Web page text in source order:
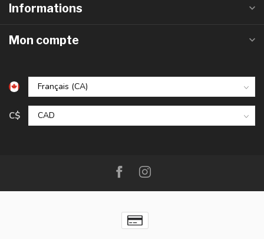
Informations
Mon compte
C$